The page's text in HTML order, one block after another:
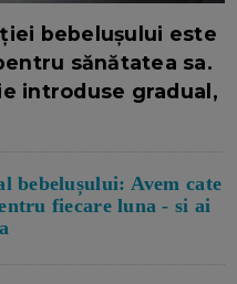
bebelușului este
sănătatea sa.
introduse gradual,
bebelușului: Avem cate
fiecare luna - si ai